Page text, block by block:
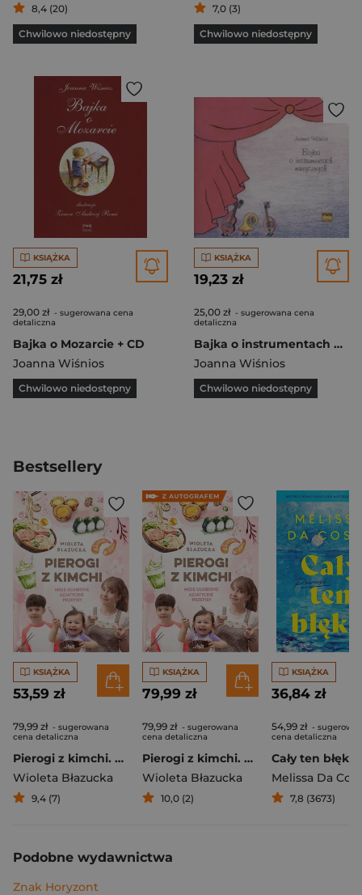
8,4 (20)
Chwilowo niedostępny
7,0 (3)
Chwilowo niedostępny
KSIĄŻKA
21,75 zł
29,00 zł - sugerowana cena
detaliczna
Bajka o Mozarcie + CD
Joanna Wiśnios
Chwilowo niedostępny
KSIĄŻKA
19,23 zł
25,00 zł - sugerowana cena
detaliczna
Bajka o instrumentach muzycznych + CD
Joanna Wiśnios
Chwilowo niedostępny
Bestsellery
KSIĄŻKA
53,59 zł
79,99 zł - sugerowana
cena detaliczna
Pierogi z kimchi. Moje ulubione azjatyckie przepisy
Wioleta Błazucka
9,4 (7)
KSIĄŻKA
79,99 zł
79,99 zł - sugerowana
cena detaliczna
Pierogi z kimchi. Moje ulubione azjatyckie przepisy - książka z autografem
Wioleta Błazucka
10,0 (2)
KSIĄŻKA
36,84 zł
54,99 zł -
cena detaliczna
Cały ten błękit
Melissa Da
7,8 (3673)
Podobne wydawnictwa
Znak Horyzont